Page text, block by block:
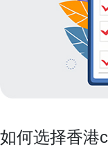
如何选择香港